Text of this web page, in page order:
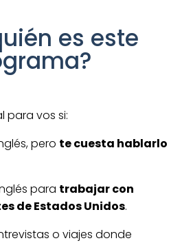
es este
para vos si:
pero te cuesta hablarlo
para trabajar con
de Estados Unidos.
o viajes donde